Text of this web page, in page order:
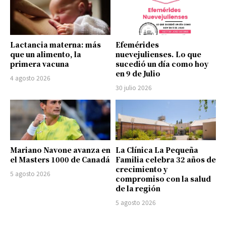
Lactancia materna: más
que un alimento, la
primera vacuna
4 agosto 2026
Efemérides
nuevejulienses. Lo que
sucedió un día como hoy
en 9 de Julio
30 julio 2026
Mariano Navone avanza en
el Masters 1000 de Canadá
5 agosto 2026
La Clínica La Pequeña
Familia celebra 32 años de
crecimiento y
compromiso con la salud
de la región
5 agosto 2026